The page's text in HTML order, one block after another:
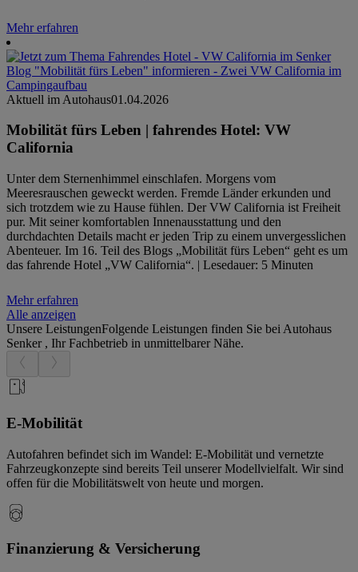
Mehr erfahren
Aktuell im Autohaus01.04.2026
Mobilität fürs Leben | fahrendes Hotel: VW
California
Unter dem Sternenhimmel einschlafen. Morgens vom
Meeresrauschen geweckt werden. Fremde Länder erkunden und
sich trotzdem wie zu Hause fühlen. Der VW California ist Freiheit
pur. Mit seiner komfortablen Innenausstattung und den
durchdachten Details macht er jeden Trip zu einem unvergesslichen
Abenteuer. Im 16. Teil des Blogs „Mobilität fürs Leben“ geht es um
das fahrende Hotel „VW California“. | Lesedauer: 5 Minuten
Mehr erfahren
Alle anzeigen
Unsere LeistungenFolgende Leistungen finden Sie bei Autohaus
Senker , Ihr Fachbetrieb in unmittelbarer Nähe.
E-Mobilität
Autofahren befindet sich im Wandel: E-Mobilität und vernetzte
Fahrzeugkonzepte sind bereits Teil unserer Modellvielfalt. Wir sind
offen für die Mobilitätswelt von heute und morgen.
Finanzierung & Versicherung